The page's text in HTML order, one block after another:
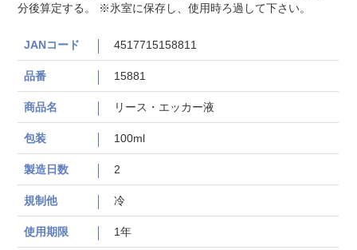
分後算定する。 ※氷室に保存し、使用時ろ過して下さい。
JANコード 4517715158811
品番 15881
商品名 リース・エッカー液
包装 100ml
製造日数 2
規制他 冷
使用期限 1年